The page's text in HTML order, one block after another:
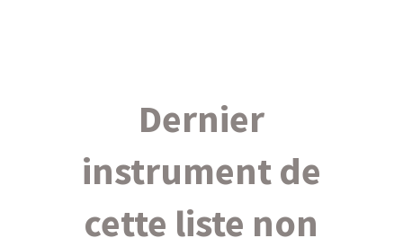
Dernier
instrument de
cette liste non